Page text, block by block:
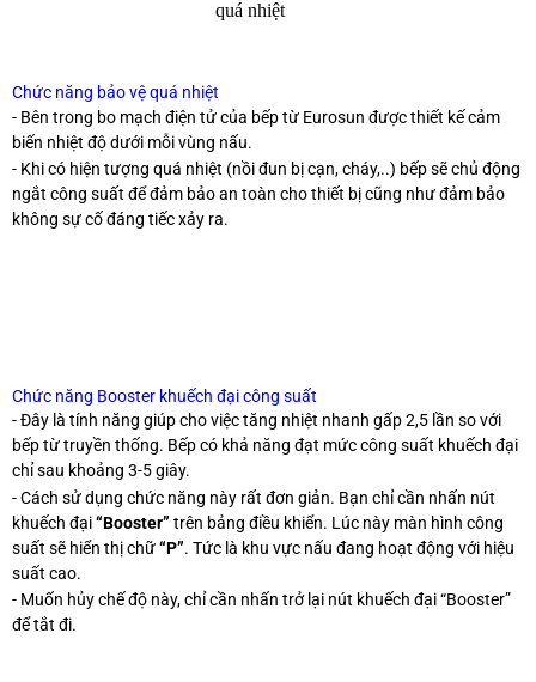
Chức năng bảo vệ quá nhiệt
- Bên trong bo mạch điện tử của bếp từ Eurosun được thiết kế cảm
biến nhiệt độ dưới mỗi vùng nấu.
- Khi có hiện tượng quá nhiệt (nồi đun bị cạn, cháy,..) bếp sẽ chủ động
ngắt công suất để đảm bảo an toàn cho thiết bị cũng như đảm bảo
không sự cố đáng tiếc xảy ra.
Chức năng Booster khuếch đại công suất
- Đây là tính năng giúp cho việc tăng nhiệt nhanh gấp 2,5 lần so với
bếp từ truyền thống. Bếp có khả năng đạt mức công suất khuếch đại
chỉ sau khoảng 3-5 giây.
- Cách sử dụng chức năng này rất đơn giản. Bạn chỉ cần nhấn nút
khuếch đại“Booster” trên bảng điều khiển. Lúc này màn hình công
suất sẽ hiển thị chữ“P”. Tức là khu vực nấu đang hoạt động với hiệu
suất cao.
- Muốn hủy chế độ này, chỉ cần nhấn trở lại nút khuếch đại “Booster”
để tắt đi.